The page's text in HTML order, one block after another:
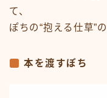
て、
ぽちの“抱える仕草”
本を渡すぽち